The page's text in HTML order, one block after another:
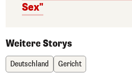
Sex"
Weitere Storys
Deutschland Gericht